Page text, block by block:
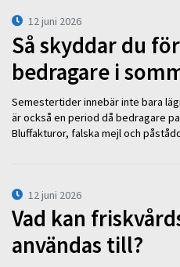
12 juni 2026
Så skyddar du
bedragare i
Semestertider innebär inte bara
är också en period då bedragare
Bluffakturor, falska mejl och
12 juni 2026
Vad kan
användas till?